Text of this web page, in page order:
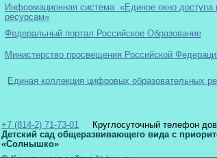
Информационная система «Единое окно доступа
ресурсам»
Федеральный портал Российское Образование
Министерство просвещения Российской
Единая коллекция цифровых образовательных
+7 (814-2) 71-73-01
Круглосуточный телефон
Детский сад общеразвивающего вида с
«Солнышко»